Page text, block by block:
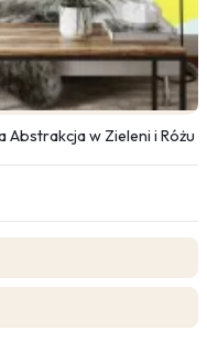
w Zieleni i Różu